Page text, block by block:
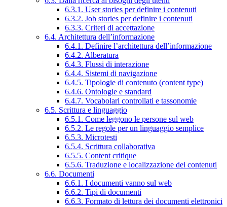
6.3.1. User stories per definire i contenuti
6.3.2. Job stories per definire i contenuti
6.3.3. Criteri di accettazione
6.4. Architettura dell’informazione
6.4.1. Definire l’architettura dell’informazione
6.4.2. Alberatura
6.4.3. Flussi di interazione
6.4.4. Sistemi di navigazione
6.4.5. Tipologie di contenuto (content type)
6.4.6. Ontologie e standard
6.4.7. Vocabolari controllati e tassonomie
6.5. Scrittura e linguaggio
6.5.1. Come leggono le persone sul web
6.5.2. Le regole per un linguaggio semplice
6.5.3. Microtesti
6.5.4. Scrittura collaborativa
6.5.5. Content critique
6.5.6. Traduzione e localizzazione dei contenuti
6.6. Documenti
6.6.1. I documenti vanno sul web
6.6.2. Tipi di documenti
6.6.3. Formato di lettura dei documenti elettronici